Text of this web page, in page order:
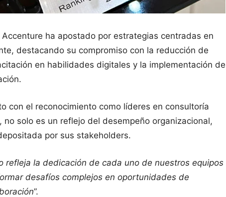
ha apostado por estrategias centradas en
destacando su compromiso con la reducción de
en habilidades digitales y la implementación de
con el reconocimiento como líderes en consultoría
solo es un reflejo del desempeño organizacional,
por sus stakeholders.
refleja la dedicación de cada uno de nuestros equipos
desafíos complejos en oportunidades de
”.